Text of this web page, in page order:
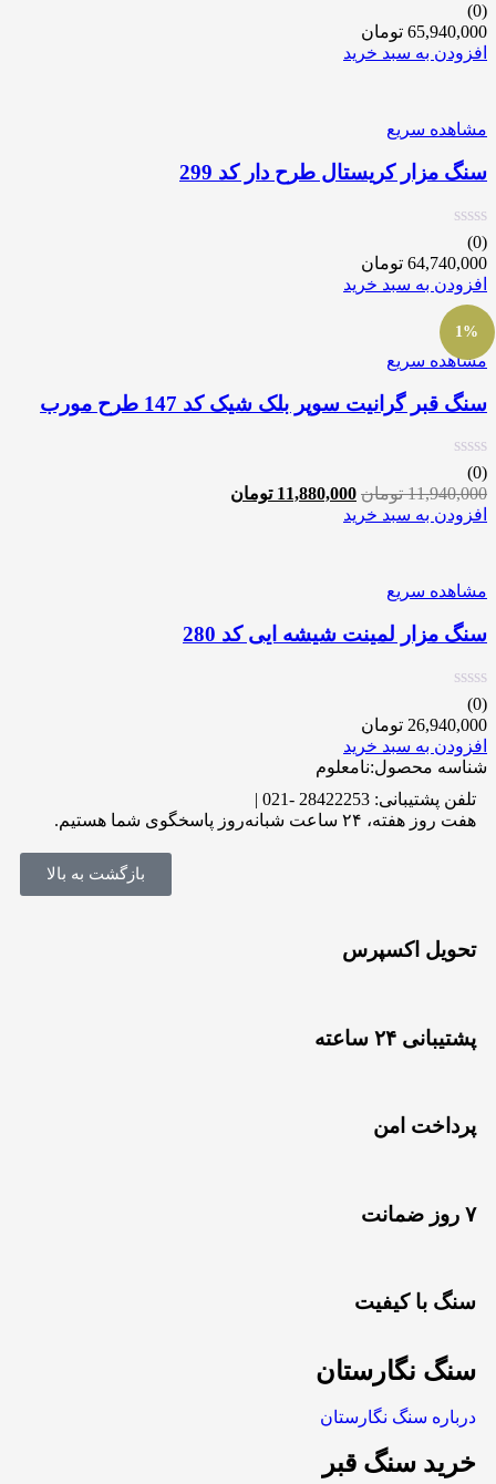
(0)
65,940,000 تومان
افزودن به سبد خرید
مشاهده سریع
سنگ مزار کریستال طرح دار کد 299
(0)
64,740,000 تومان
افزودن به سبد خرید
1%
مشاهده سریع
سنگ قبر گرانیت سوپر بلک شیک کد 147 طرح مورب
(0)
11,940,000 تومان 11,880,000 تومان
افزودن به سبد خرید
مشاهده سریع
سنگ مزار لمینت شیشه ایی کد 280
(0)
26,940,000 تومان
افزودن به سبد خرید
شناسه محصول:نامعلوم
تلفن پشتیبانی: 28422253 -021 |
هفت روز هفته، ۲۴ ساعت شبانه‌روز پاسخگوی شما هستیم.
بازگشت به بالا
تحویل اکسپرس
پشتیبانی ۲۴ ساعته
پرداخت امن
۷ روز ضمانت
سنگ با کیفیت
سنگ نگارستان
درباره سنگ نگارستان
خرید سنگ قبر